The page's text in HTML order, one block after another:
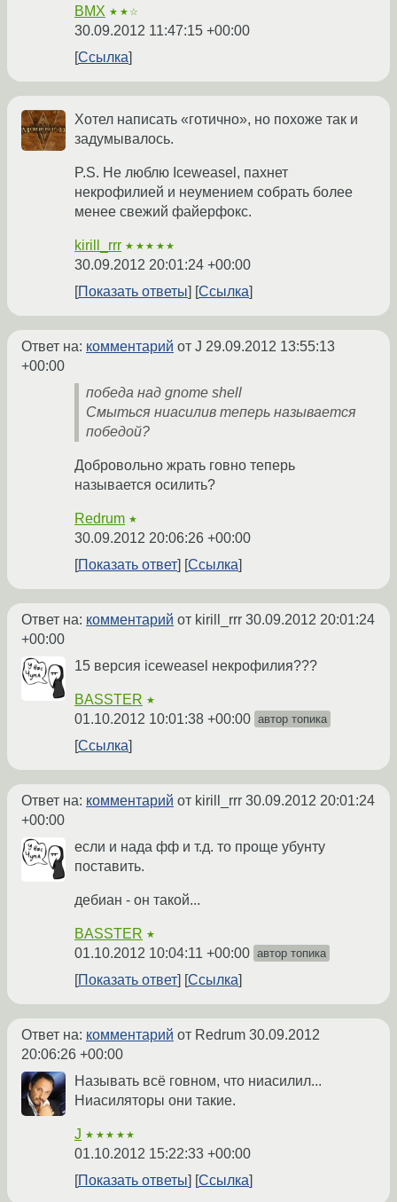
BMX ★★☆
30.09.2012 11:47:15 +00:00
Ссылка
Хотел написать «готично», но похоже так и
задумывалось.
P.S. Не люблю Iceweasel, пахнет
некрофилией и неумением собрать более
менее свежий файерфокс.
kirill_rrr ★★★★★
30.09.2012 20:01:24 +00:00
Показать ответы
Ссылка
Ответ на: комментарий от J 29.09.2012 13:55:13
+00:00
победа над gnome shell
Смыться ниасилив теперь называется
победой?
Добровольно жрать говно теперь
называется осилить?
Redrum ★
30.09.2012 20:06:26 +00:00
Показать ответ
Ссылка
Ответ на: комментарий от kirill_rrr 30.09.2012 20:01:24
+00:00
15 версия iceweasel некрофилия???
BASSTER ★
01.10.2012 10:01:38 +00:00 автор топика
Ссылка
Ответ на: комментарий от kirill_rrr 30.09.2012 20:01:24
+00:00
если и нада фф и т.д. то проще убунту
поставить.
дебиан - он такой...
BASSTER ★
01.10.2012 10:04:11 +00:00 автор топика
Показать ответ Ссылка
Ответ на: комментарий от Redrum 30.09.2012
20:06:26 +00:00
Называть всё говном, что ниасилил...
Ниасиляторы они такие.
J ★★★★★
01.10.2012 15:22:33 +00:00
Показать ответы
Ссылка